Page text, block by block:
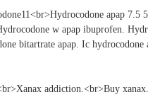
apap 7.5
w apap ibuprofen.
bitartrate apap. Ic hydrocodone
addiction.<br>Buy